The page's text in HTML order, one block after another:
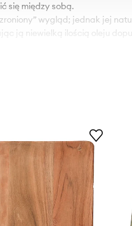
się między sobą.
wygląd; jednak jej
ją niewielką ilością oleju